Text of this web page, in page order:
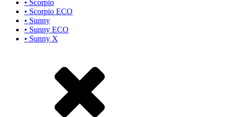
• Scorpio
• Scorpio ECO
• Sunny
• Sunny ECO
• Sunny X